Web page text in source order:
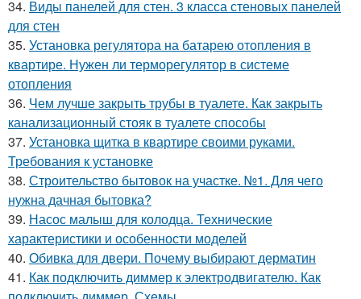
34. Виды панелей для стен. 3 класса стеновых панелей
для стен
35. Установка регулятора на батарею отопления в
квартире. Нужен ли терморегулятор в системе
отопления
36. Чем лучше закрыть трубы в туалете. Как закрыть
канализационный стояк в туалете способы
37. Установка щитка в квартире своими руками.
Требования к установке
38. Строительство бытовок на участке. №1. Для чего
нужна дачная бытовка?
39. Насос малыш для колодца. Технические
характеристики и особенности моделей
40. Обивка для двери. Почему выбирают дерматин
41. Как подключить диммер к электродвигателю. Как